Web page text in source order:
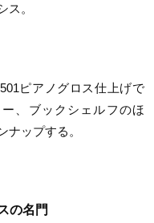
ス。
ピアノグロス仕上げで
、ブックシェルフのほ
ナップする。
の名門